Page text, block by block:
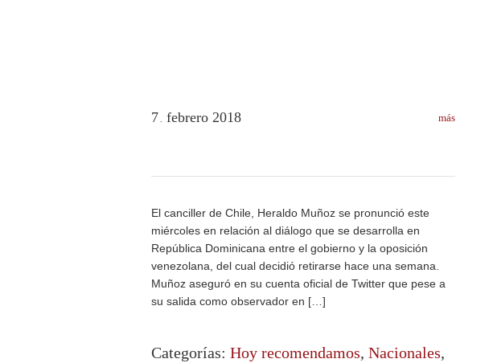
7 febrero 2018
El canciller de Chile, Heraldo Muñoz se pronunció este
miércoles en relación al diálogo que se desarrolla en
República Dominicana entre el gobierno y la oposición
venezolana, del cual decidió retirarse hace una semana.
Muñoz aseguró en su cuenta oficial de Twitter que pese a
su salida como observador en […]
más
Categorías: Hoy recomendamos, Nacionales,